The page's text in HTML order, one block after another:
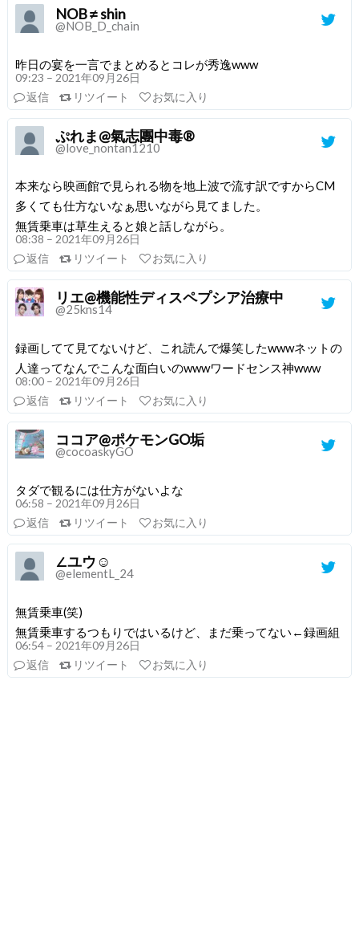
NOB ≠ shin
@NOB_D_chain
昨日の宴を一言でまとめるとコレが秀逸www
09:23 – 2021年09月26日
返信
リツイート お気に入り
ぷれま@氣志團中毒®️
@love_nontan1210
本来なら映画館で見られる物を地上波で流す訳ですからCM
多くても仕方ないなぁ思いながら見てました。
無賃乗車は草生えると娘と話しながら。
08:38 – 2021年09月26日
返信
リツイート お気に入り
リエ@機能性ディスペプシア治療中
@25kns14
録画してて見てないけど、これ読んで爆笑したwwwネットの
人達ってなんでこんな面白いのwwwワードセンス神www
08:00 – 2021年09月26日
返信
リツイート お気に入り
ココア@ポケモンGO垢
@cocoaskyGO
タダで観るには仕方がないよな
06:58 – 2021年09月26日
返信
リツイート お気に入り
∠ユウ☺
@elementL_24
無賃乗車(笑)
無賃乗車するつもりではいるけど、まだ乗ってない←録画組
06:54 – 2021年09月26日
返信
リツイート お気に入り